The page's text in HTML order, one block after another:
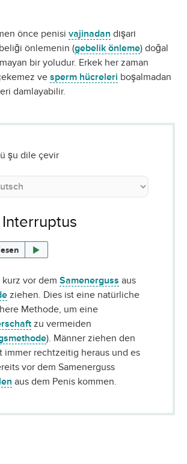
önce penisi vajinadan dışarı
önlemenin (gebelik önleme) doğal
bir yoludur. Erkek her zaman
ve sperm hücreleri boşalmadan
damlayabilir.
şu dile çevir
kurz vor dem Samenerguss aus
ziehen. Dies ist eine natürliche
Methode, um eine
zu vermeiden
). Männer ziehen den
immer rechtzeitig heraus und es
vor dem Samenerguss
aus dem Penis kommen.